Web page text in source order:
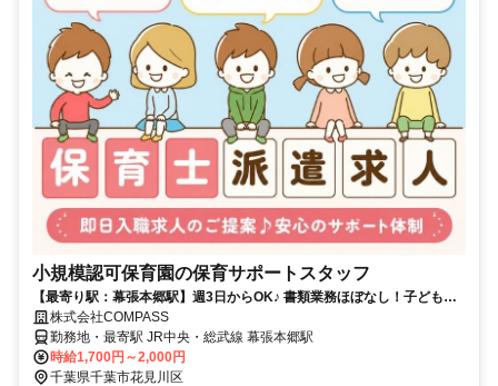
小規模認可保育園の保育サポートスタッフ
【最寄り駅：幕張本郷駅】週3日からOK♪ 書類業務ほぼなし！子どもた
ちとじっくり関われる環境★
株式会社COMPASS
勤務地・最寄駅 JR中央・総武線 幕張本郷駅
時給1,700円～2,000円
千葉県千葉市花見川区